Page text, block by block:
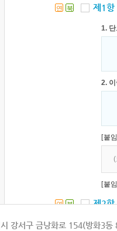
연 북 제1항
1.
2.
[붙
(
[붙
연 북 제2항
1.
강서구 금낭화로 154(방화3동